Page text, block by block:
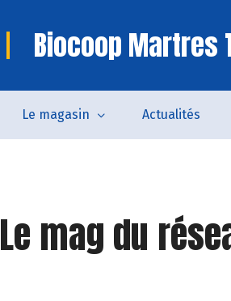
Biocoop Martres
Le magasin Actualités
Le mag du